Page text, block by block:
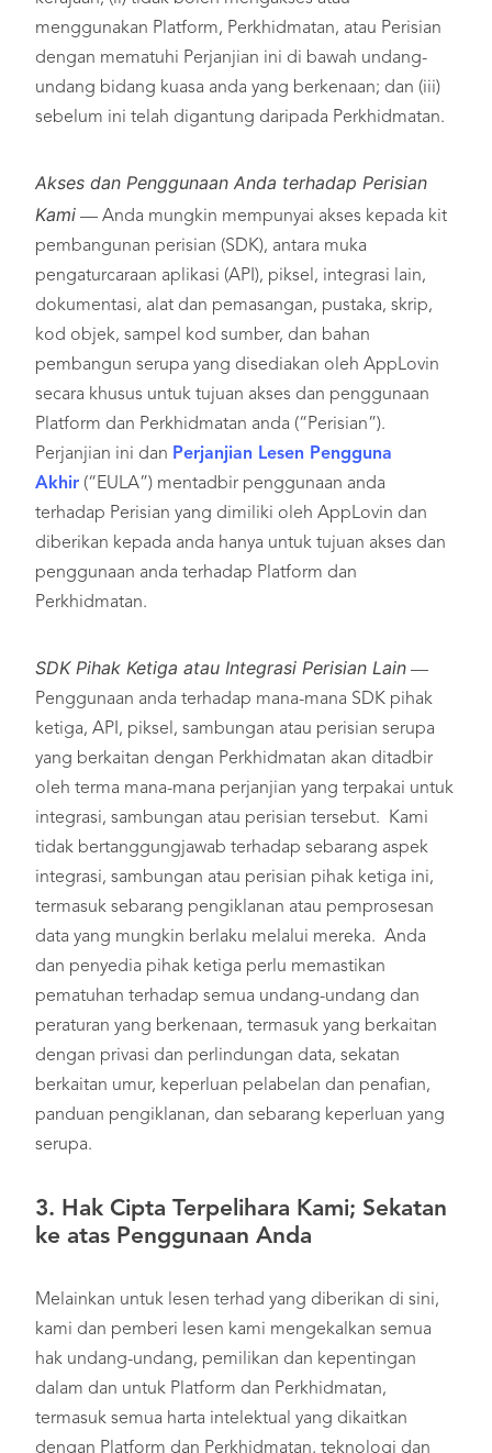
menggunakan Platform, Perkhidmatan, atau Perisian
dengan mematuhi Perjanjian ini di bawah undang-
undang bidang kuasa anda yang berkenaan; dan (iii)
sebelum ini telah digantung daripada Perkhidmatan.
Akses dan Penggunaan Anda terhadap Perisian
Kami — Anda mungkin mempunyai akses kepada kit
pembangunan perisian (SDK), antara muka
pengaturcaraan aplikasi (API), piksel, integrasi lain,
dokumentasi, alat dan pemasangan, pustaka, skrip,
kod objek, sampel kod sumber, dan bahan
pembangun serupa yang disediakan oleh AppLovin
secara khusus untuk tujuan akses dan penggunaan
Platform dan Perkhidmatan anda (“Perisian”).
Perjanjian ini dan Perjanjian Lesen Pengguna
Akhir (“EULA”) mentadbir penggunaan anda
terhadap Perisian yang dimiliki oleh AppLovin dan
diberikan kepada anda hanya untuk tujuan akses dan
penggunaan anda terhadap Platform dan
Perkhidmatan.
SDK Pihak Ketiga atau Integrasi Perisian Lain —
Penggunaan anda terhadap mana-mana SDK pihak
ketiga, API, piksel, sambungan atau perisian serupa
yang berkaitan dengan Perkhidmatan akan ditadbir
oleh terma mana-mana perjanjian yang terpakai untuk
integrasi, sambungan atau perisian tersebut. Kami
tidak bertanggungjawab terhadap sebarang aspek
integrasi, sambungan atau perisian pihak ketiga ini,
termasuk sebarang pengiklanan atau pemprosesan
data yang mungkin berlaku melalui mereka. Anda
dan penyedia pihak ketiga perlu memastikan
pematuhan terhadap semua undang-undang dan
peraturan yang berkenaan, termasuk yang berkaitan
dengan privasi dan perlindungan data, sekatan
berkaitan umur, keperluan pelabelan dan penafian,
panduan pengiklanan, dan sebarang keperluan yang
serupa.
3. Hak Cipta Terpelihara Kami; Sekatan
ke atas Penggunaan Anda
Melainkan untuk lesen terhad yang diberikan di sini,
kami dan pemberi lesen kami mengekalkan semua
hak undang-undang, pemilikan dan kepentingan
dalam dan untuk Platform dan Perkhidmatan,
termasuk semua harta intelektual yang dikaitkan
dengan Platform dan Perkhidmatan, teknologi dan